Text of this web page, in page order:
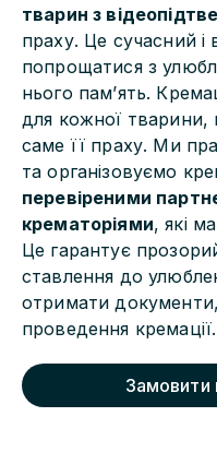
тварин з
праху. Це сучасний і
попрощатися з
нього пам’ять.
для кожної тварини,
саме її праху. Ми
та організовуємо
перевіреними
крематоріями, які
Це гарантує
ставлення до
отримати
проведення кремації.
Замовити